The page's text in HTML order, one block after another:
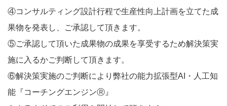
④コンサルティング設計行程で生産性向上計画を立てた成
果物を発表し、ご承認して頂きます。
⑤ご承認して頂いた成果物の成果を享受するため解決策実
施に入るかご判断して頂きます。
⑥解決策実施のご判断により弊社の能力拡張型AI・人工知
能『コーチングエンジンⓇ』